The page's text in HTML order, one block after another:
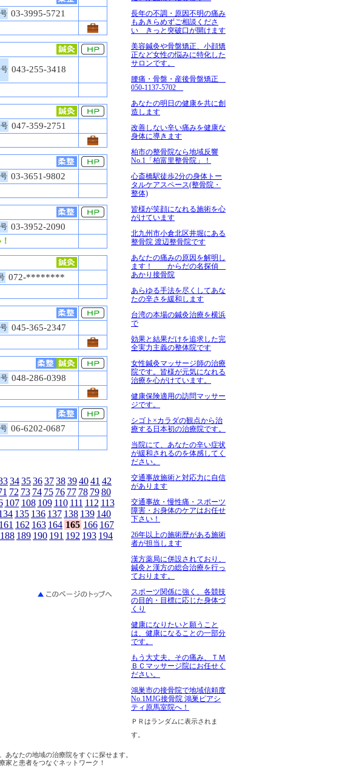
長年の不調・原因不明の痛み
もあきらめずご相談くださ
い きっと突破口が開けます
美容鍼灸や骨盤矯正、小顔矯
正など女性の悩みに特化した
サロンです。
腰痛・骨盤・産後骨盤矯正
050-1137-5702
あなたの明日の健康を共に創
造します
改善しない辛い痛みを健康な
身体に導きます
柏市の整骨院なら地域反響
No.1「柏富里整骨院」！
心斎橋駅徒歩2分の身体トー
タルケアスペース(整骨院・
整体)
皆様が笑顔になれる施術を心
がけています
北九州市小倉北区井堀にある
整骨院 渡辺整骨院です
あなたの痛みの原因を解明し
ます！ からだの名探偵
あかり接骨院
あらゆる手法を尽くしてあな
たの辛さを緩和します
台湾の本場の鍼灸治療を横浜
で
効果と結果だけを追求した完
全実力主義の整体院です
女性鍼灸マッサージ師の治療
院です。皆様が元気になれる
治療を心がけています。
健康保険適用の訪問マッサー
ジです。
シゴト×カラダの観点から治
療する日本初の治療院です。
当院にて、あなたの辛い症状
が緩和されるのを体感してく
ださい。
交通事故施術と対応力に自信
があります
交通事故・慢性痛・スポーツ
障害・お身体のケアはお任せ
下さい！
26年以上の施術歴がある施術
者が担当します
漢方薬局に併設されており、
鍼灸と漢方の総合治療を行っ
ております。
スポーツ関係に強く、各競技
の目的・目標に応じた身体づ
くり
健康になりたいと願うこと
は、健康になることの一部分
です。
もう大丈夫。その痛み、ＴＭ
ＢＣマッサージ院にお任せく
ださい。
鴻巣市の接骨院で地域信頼度
No.1MJG接骨院 鴻巣ピアシ
ティ原馬室院へ！
ＰＲはランダムに表示されま
す。
03-3995-5721
043-255-3418
047-359-2751
03-3651-9802
03-3952-2090
072-********
045-365-2347
048-286-0398
06-6202-0687
3435363738394041 42
72 73 74 75 76 77 78 79 80
107 108 109 110 111 112 113
135 136 137 138 139 140
161 162 163 164 165 166 167
188 189 190 191 192 193 194
なたの地域の治療院をすぐに探せます。
家と患者をつなぐネットワーク！